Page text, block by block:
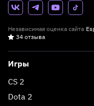
Независимая оценка сайта
34 отзыва
Игры
CS 2
Dota 2